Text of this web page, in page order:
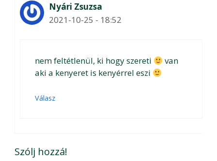
Nyári Zsuzsa
2021-10-25 - 18:52
nem feltétlenül, ki hogy szereti
van
aki a kenyeret is kenyérrel eszi
Válasz
Szólj hozzá!